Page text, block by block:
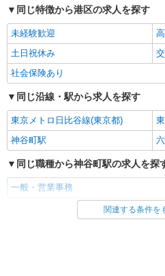
同じ特徴から港区の求人を探す
未経験歓迎
土日祝休み
社会保険あり
同じ沿線・駅から求人を探す
東京メトロ日比谷線(東京都)
神谷町駅
同じ職種から神谷町駅の求人を探
一般・営業事務
同じ雇用形態から神谷町駅の求人
関連する条件を